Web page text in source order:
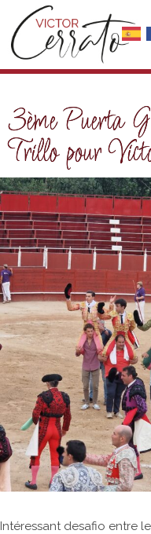
3ème Puerta
Trillo pour
Intéressant desafio entre